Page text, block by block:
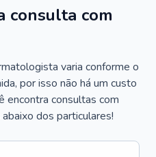
consulta com
varia conforme o
por isso não há um custo
encontra consultas com
dos particulares!